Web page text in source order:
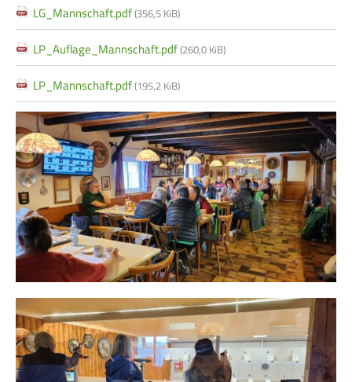
LG_Mannschaft.pdf(356,5 KiB)
LP_Auflage_Mannschaft.pdf(260,0 KiB)
LP_Mannschaft.pdf(195,2 KiB)